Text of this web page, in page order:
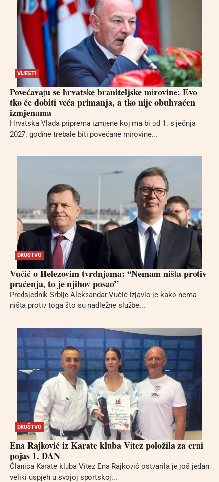
VIJESTI
Povećavaju se hrvatske braniteljske mirovine: Evo
tko će dobiti veća primanja, a tko nije obuhvaćen
izmjenama
Hrvatska Vlada priprema izmjene kojima bi od 1. siječnja
2027. godine trebale biti povećane mirovine...
DRUŠTVO
Vučić o Helezovim tvrdnjama: “Nemam ništa protiv
praćenja, to je njihov posao”
Predsjednik Srbije Aleksandar Vučić izjavio je kako nema
ništa protiv toga što su nadležne službe...
DRUŠTVO
Ena Rajković iz Karate kluba Vitez položila za crni
pojas 1. DAN
Članica Karate kluba Vitez Ena Rajković ostvarila je još jedan
veliki uspjeh u svojoj sportskoj...